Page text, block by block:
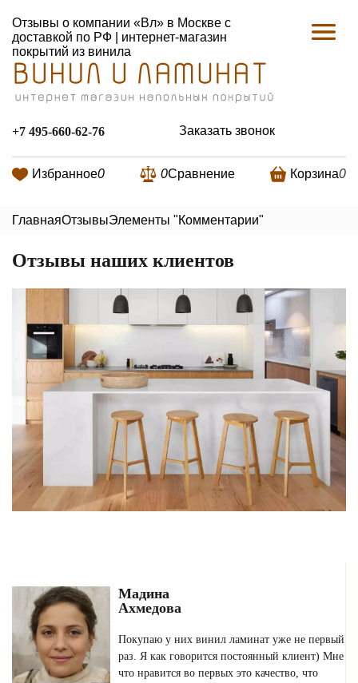
Отзывы о компании «Вл» в Москве с
доставкой по РФ | интернет-магазин
покрытий из винила
+7 495-660-62-76 Заказать звонок
Избранное0 0Сравнение Корзина0
ГлавнаяОтзывыЭлементы "Комментарии"
Отзывы наших клиентов
Мадина
Ахмедова
Покупаю у них винил ламинат уже не первый
раз. Я как говорится постоянный клиент) Мне
что нравится во первых это качество, что